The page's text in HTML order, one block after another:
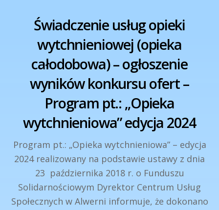
Świadczenie usług opieki
wytchnieniowej (opieka
całodobowa) – ogłoszenie
wyników konkursu ofert –
Program pt.: „Opieka
wytchnieniowa” edycja 2024
Program pt.: „Opieka wytchnieniowa” – edycja
2024 realizowany na podstawie ustawy z dnia
23 października 2018 r. o Funduszu
Solidarnościowym Dyrektor Centrum Usług
Społecznych w Alwerni informuje, że dokonano